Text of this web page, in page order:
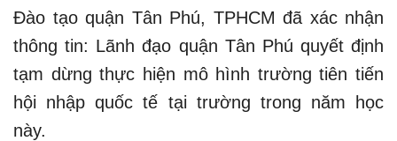
Đào tạo quận Tân Phú, TPHCM đã xác nhận
thông tin: Lãnh đạo quận Tân Phú quyết định
tạm dừng thực hiện mô hình trường tiên tiến
hội nhập quốc tế tại trường trong năm học
này.